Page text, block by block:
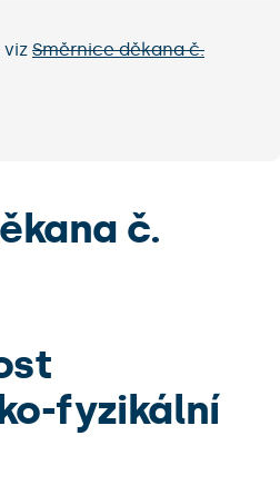
viz Směrnice děkana č.
č.
fyzikální